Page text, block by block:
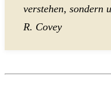
verstehen, sondern
R. Covey